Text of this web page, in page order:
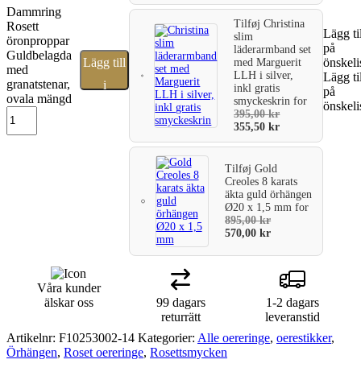
Dammring
Rosett
öronproppar
Guldbelagda
med
granatstenar,
ovala mängd
Lägg till
i
TilføjChristina
slim
läderarmband set
med Marguerit
LLH i silver,
inkl gratis
smyckeskrinfor
395,00kr
355,50kr
TilføjGold
Creoles 8 karats
äkta guld örhängen
Ø20 x 1,5 mmfor
895,00kr
570,00kr
Lägg
på
Lägg
på
Våra kunder
älskar oss
99 dagars
returrätt
1-2 dagars
leveranstid
Artikelnr: F10253002-14 Kategorier: Alle oereringe, oerestikker,
Örhängen, Roset oereringe, Rosettsmycken